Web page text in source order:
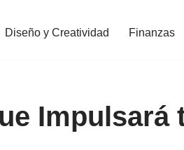
Diseño y Creatividad Finanzas
Impulsará